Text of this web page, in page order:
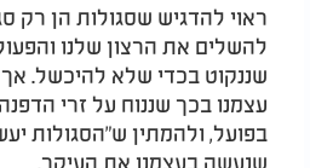
ראוי להדגיש שסגולות הן רק
להשלים את הרצון שלנו
שננקוט בכדי שלא להיכשל.
עצמנו בכך שננוח על זרי
בפועל, ולהמתין ש"הסגולות
שנעשה בעצמנו את העיקר.